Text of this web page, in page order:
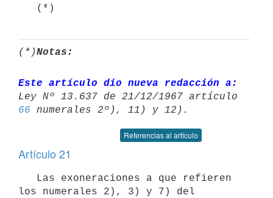
(*)Notas:
Este artículo dio nueva redacción a:
66
Referencias al artículo
Artículo 21
los numerales 2), 3) y 7) del